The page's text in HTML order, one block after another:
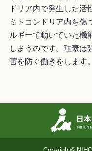
ドリア内で発生した活
ミトコンドリア内を傷
ルギーで動いていた機
しまうのです。珪素は
害を防ぐ働きをします。